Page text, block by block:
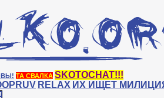
ТА СВАЛКА SKOTOCHAT!!!
RELAX ИХ ИЩЕТ